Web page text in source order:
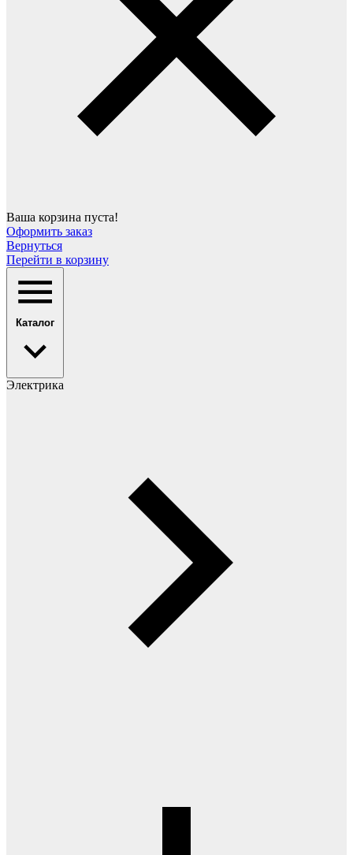
Ваша корзина пуста!
Оформить заказ
Вернуться
Перейти в корзину
Каталог
Электрика